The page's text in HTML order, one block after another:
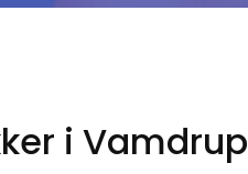
i Vamdrup